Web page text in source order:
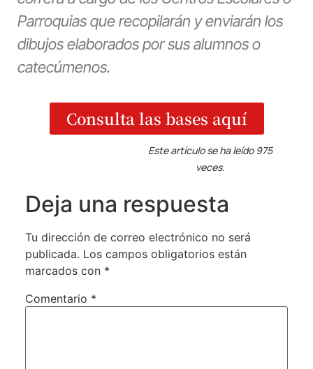
Parroquias que recopilarán y enviarán los
dibujos elaborados por sus alumnos o
catecúmenos.
Consulta las bases aquí
Este artículo se ha leído 975
veces.
Deja una respuesta
Tu dirección de correo electrónico no será
publicada. Los campos obligatorios están
marcados con *
Comentario *